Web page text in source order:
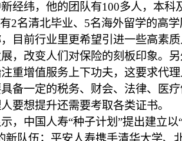
纬，他的团队有100多人，本科
2名清北毕业、5名海外留学的高
前行业里更希望引进一些高素质
，改变人们对保险的刻板印象。
重增值服务上下功夫，这要求代
备一定的税务、财会、法律、医
要想提升还需要考取各类证书。
中国人寿“种子计划”提出建立以
新队伍；平安人寿携手清华大学、